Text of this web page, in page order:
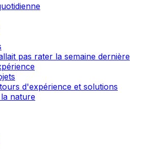
pas rater la semaine dernière
d'expérience et solutions
nature